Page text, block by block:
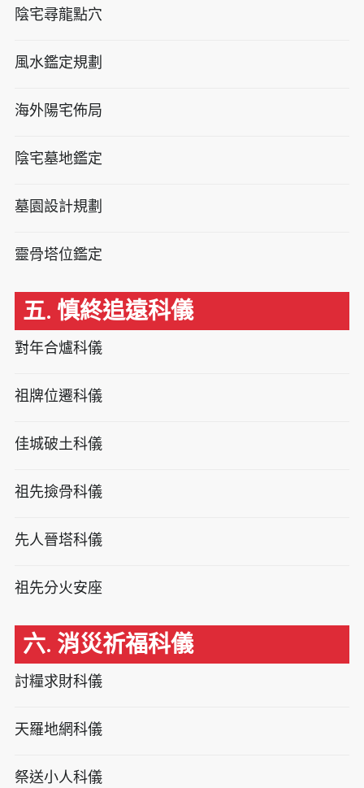
陰宅尋龍點穴
風水鑑定規劃
海外陽宅佈局
陰宅墓地鑑定
墓園設計規劃
靈骨塔位鑑定
五. 慎終追遠科儀
對年合爐科儀
祖牌位遷科儀
佳城破土科儀
祖先撿骨科儀
先人晉塔科儀
祖先分火安座
六. 消災祈福科儀
討糧求財科儀
天羅地網科儀
祭送小人科儀